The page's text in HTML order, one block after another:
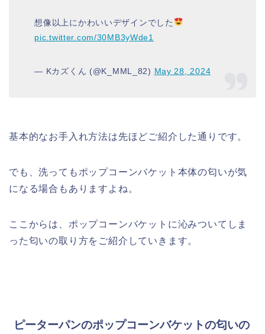
想像以上にかわいいデザインでした
pic.twitter.com/30MB3yWde1
— Kカズくん (@K_MML_82) May 28, 2024
基本的なお手入れ方法は先ほどご紹介した通りです。
でも、洗ってもポップコーンバケット本体の匂いが気
になる場合もありますよね。
ここからは、ポップコーンバケットに沁みついてしま
った匂いの取り方をご紹介していきます。
ピーターパンのポップコーンバケットの匂いの